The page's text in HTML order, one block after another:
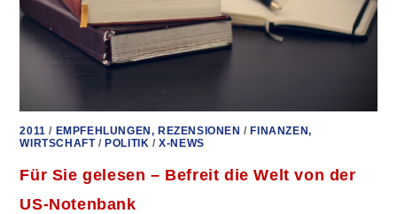
2011 / EMPFEHLUNGEN, REZENSIONEN / FINANZEN,
WIRTSCHAFT/ POLITIK /X-NEWS
Für Sie gelesen – Befreit die Welt von der
US-Notenbank